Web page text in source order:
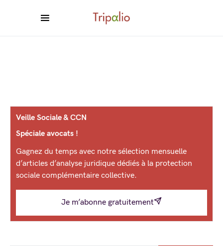
Veille Sociale & CCN
Spéciale avocats !
Gagnez du temps avec notre sélection mensuelle
d’articles d’analyse juridique dédiés à la protection
sociale complémentaire collective.
Je m’abonne gratuitement